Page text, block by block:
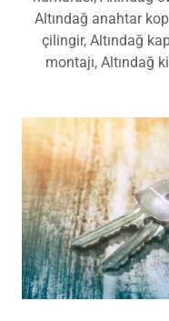
numarası, Altındağ
Altındağ anahtar
çilingir, Altındağ